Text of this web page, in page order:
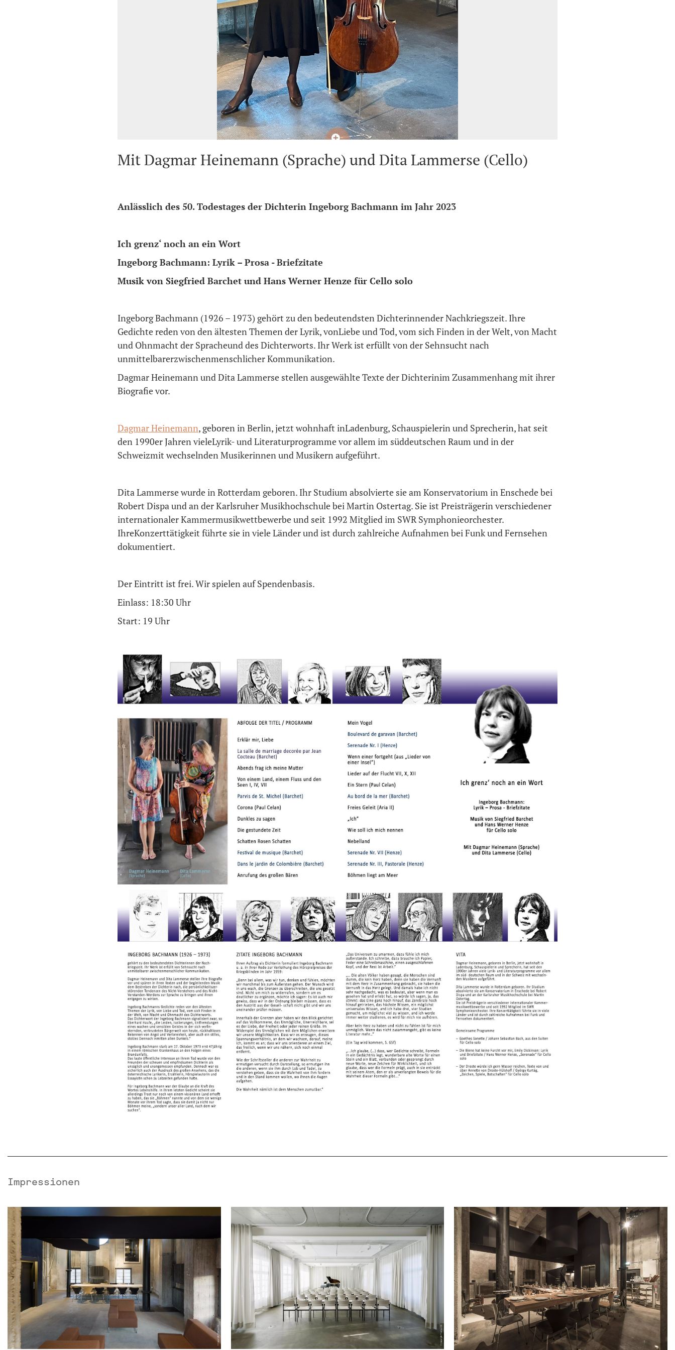
Mit Dagmar Heinemann (Sprache) und Dita Lammerse (Cello)
Anlässlich des 50. Todestages der Dichterin Ingeborg Bachmann im Jahr 2023
Ich grenz‘ noch an ein Wort
Ingeborg Bachmann: Lyrik – Prosa - Briefzitate
Musik von Siegfried Barchet und Hans Werner Henze für Cello solo
Ingeborg Bachmann (1926 – 1973) gehört zu den bedeutendsten Dichterinnender Nachkriegszeit. Ihre
Gedichte reden von den ältesten Themen der Lyrik, vonLiebe und Tod, vom sich Finden in der Welt, von Macht
und Ohnmacht der Spracheund des Dichterworts. Ihr Werk ist erfüllt von der Sehnsucht nach
unmittelbarerzwischenmenschlicher Kommunikation.
Dagmar Heinemann und Dita Lammerse stellen ausgewählte Texte der Dichterinim Zusammenhang mit ihrer
Biografie vor.
Dagmar Heinemann, geboren in Berlin, jetzt wohnhaft inLadenburg, Schauspielerin und Sprecherin, hat seit
den 1990er Jahren vieleLyrik- und Literaturprogramme vor allem im süddeutschen Raum und in der
Schweizmit wechselnden Musikerinnen und Musikern aufgeführt.
Dita Lammerse wurde in Rotterdam geboren. Ihr Studium absolvierte sie am Konservatorium in Enschede bei
Robert Dispa und an der Karlsruher Musikhochschule bei Martin Ostertag. Sie ist Preisträgerin verschiedener
internationaler Kammermusikwettbewerbe und seit 1992 Mitglied im SWR Symphonieorchester.
IhreKonzerttätigkeit führte sie in viele Länder und ist durch zahlreiche Aufnahmen bei Funk und Fernsehen
dokumentiert.
Der Eintritt ist frei. Wir spielen auf Spendenbasis.
Einlass: 18:30 Uhr
Start: 19 Uhr
Impressionen